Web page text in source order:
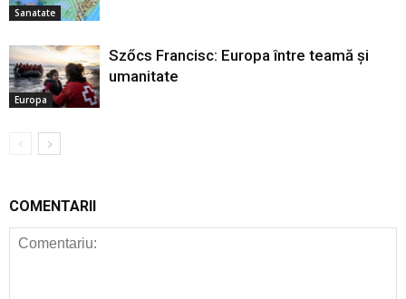
Sanatate
Europa
Szőcs Francisc: Europa între teamă și
umanitate
COMENTARII